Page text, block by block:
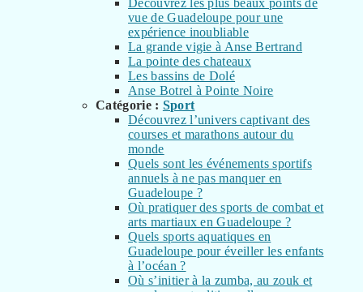
vue de Guadeloupe pour une
expérience inoubliable
La grande vigie à Anse Bertrand
La pointe des chateaux
Les bassins de Dolé
Anse Botrel à Pointe Noire
Catégorie : Sport
Découvrez l’univers captivant des
courses et marathons autour du
monde
Quels sont les événements sportifs
annuels à ne pas manquer en
Guadeloupe ?
Où pratiquer des sports de combat et
arts martiaux en Guadeloupe ?
Quels sports aquatiques en
Guadeloupe pour éveiller les enfants
à l’océan ?
Où s’initier à la zumba, au zouk et